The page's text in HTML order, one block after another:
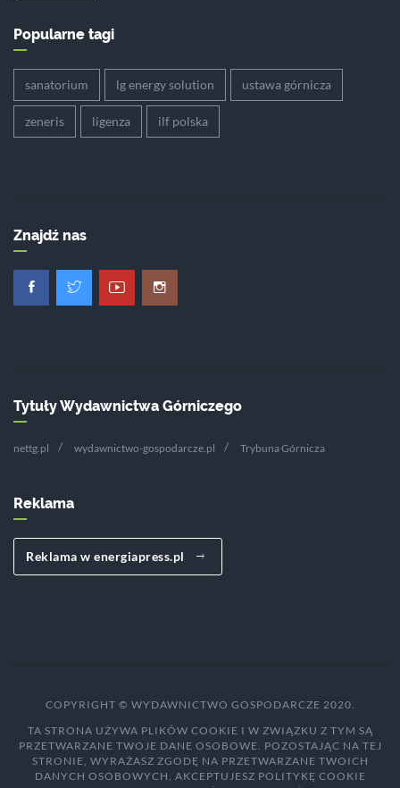
Popularne tagi
sanatorium lg energy solution ustawa górnicza
zeneris ligenza ilf polska
Znajdź nas
Tytuły Wydawnictwa Górniczego
nettg.pl wydawnictwo-gospodarcze.pl Trybuna Górnicza
Reklama
Reklama w energiapress.pl
COPYRIGHT © WYDAWNICTWO GOSPODARCZE 2020.
TA STRONA UŻYWA PLIKÓW COOKIE I W ZWIĄZKU Z TYM SĄ
PRZETWARZANE TWOJE DANE OSOBOWE. POZOSTAJĄC NA TEJ
STRONIE, WYRAŻASZ ZGODĘ NA PRZETWARZANE TWOICH
DANYCH OSOBOWYCH, AKCEPTUJESZ POLITYKĘ COOKIE